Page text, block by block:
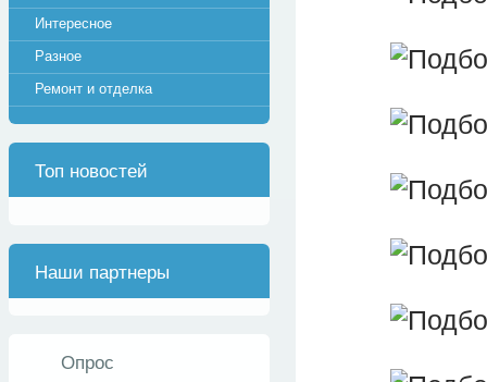
Интересное
Разное
Ремонт и отделка
Топ новостей
Наши партнеры
Опрос